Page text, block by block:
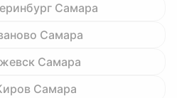
Самара
Самара
Самара
Самара